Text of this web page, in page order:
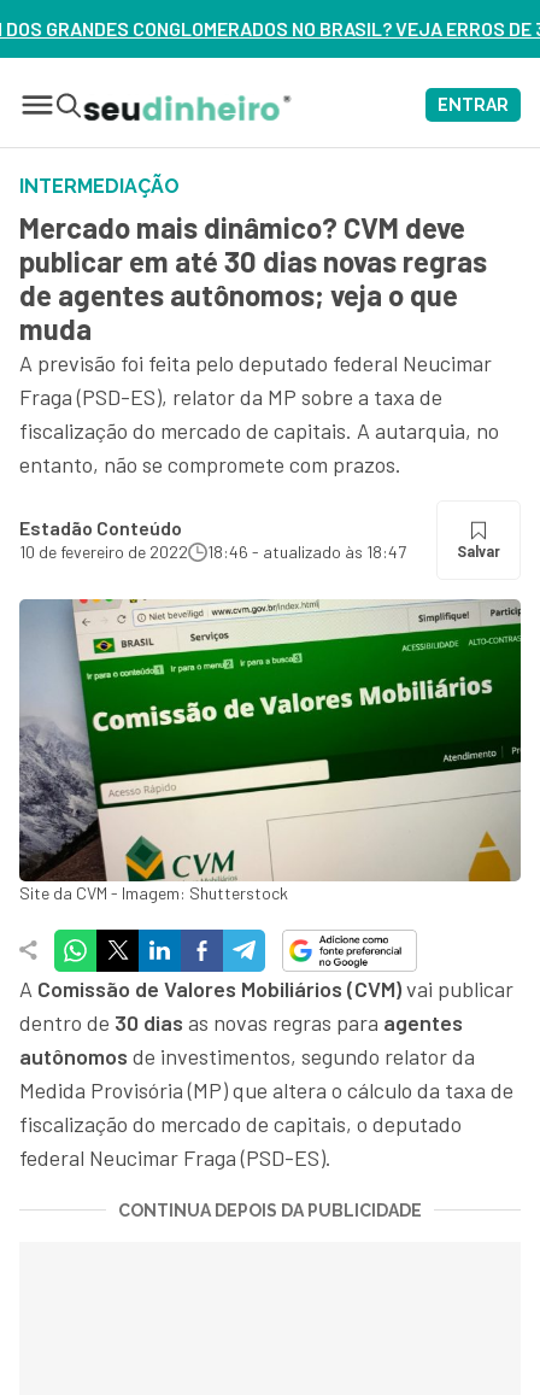
NO BRASIL? VEJA ERROS DE 3 DELES – ASSISTA AGORA
ENTRAR
INTERMEDIAÇÃO
Mercado mais dinâmico? CVM deve
publicar em até 30 dias novas regras
de agentes autônomos; veja o que
muda
A previsão foi feita pelo deputado federal Neucimar
Fraga (PSD-ES), relator da MP sobre a taxa de
fiscalização do mercado de capitais. A autarquia, no
entanto, não se compromete com prazos.
Estadão Conteúdo
10 de fevereiro de 2022 18:46 - atualizado às 18:47 Salvar
Site da CVM - Imagem: Shutterstock
A Comissão de Valores Mobiliários (CVM)vai publicar
dentro de 30 dias as novas regras para agentes
autônomos de investimentos, segundo relator da
Medida Provisória (MP) que altera o cálculo da taxa de
fiscalização do mercado de capitais, o deputado
federal Neucimar Fraga (PSD-ES).
CONTINUA DEPOIS DA PUBLICIDADE